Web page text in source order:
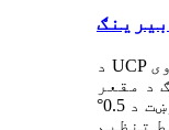
د UCP بیرنگ بهرنۍ حلقه یو کروی
د مقعر
سطحې سره یوځای کیږي. دا جوړښت د 0.5°
تنظیم